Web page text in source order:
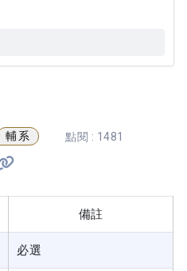
輔系 點閱 : 1481
備註
必選